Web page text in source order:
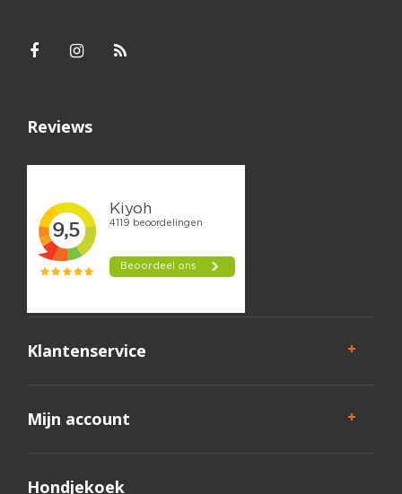
Reviews
Klantenservice
Mijn account
Hondjekoek